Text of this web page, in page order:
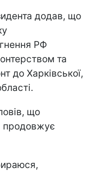
додав, що
РФ
та
до Харківської,
що
продовжує